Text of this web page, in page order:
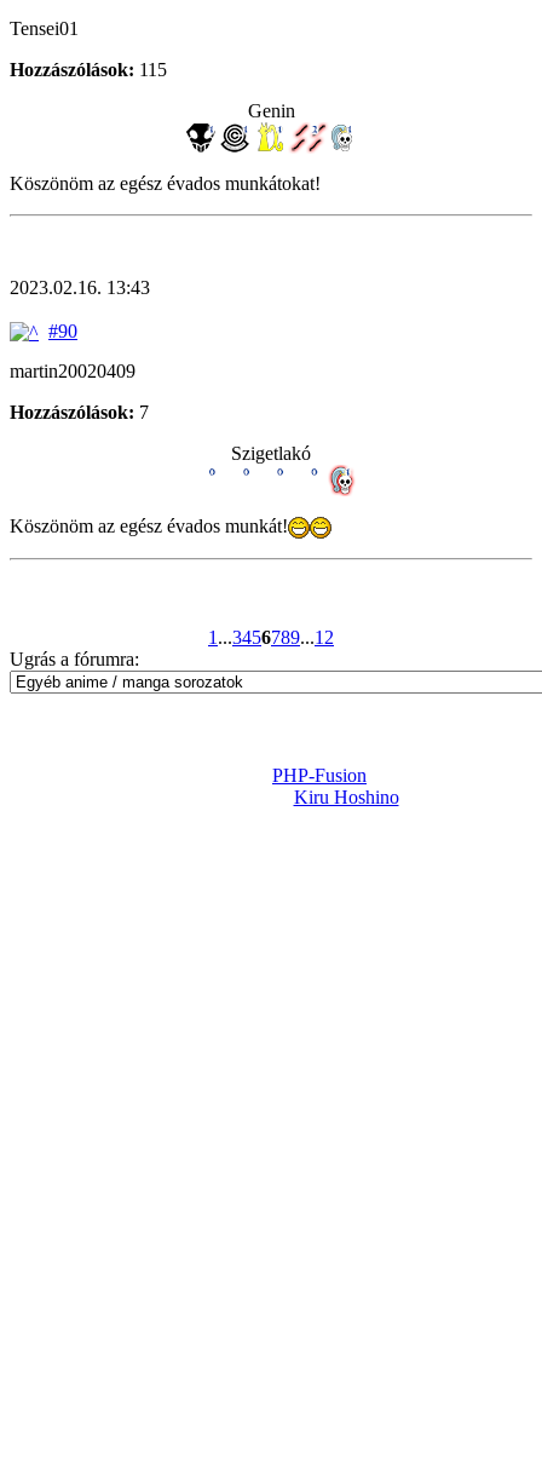
Tensei01
Hozzászólások: 115
Genin
Köszönöm az egész évados munkátokat!
2023.02.16. 13:43
#90
martin20020409
Hozzászólások: 7
Szigetlakó
Köszönöm az egész évados munkát!
1 ...3456789...12
Ugrás a fórumra:
PHP-Fusion
Kiru Hoshino